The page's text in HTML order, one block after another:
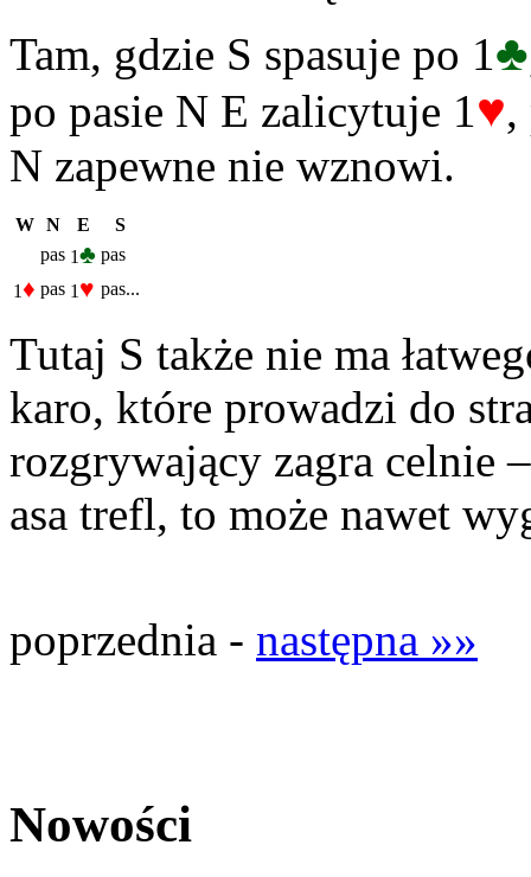
Tam, gdzie S spasuje po 1 ♣
po pasie N E zalicytuje 1 ♥,
N zapewne nie wznowi.
W N E
S
pas 1♣ pas
1♦ pas 1 ♥ pas...
Tutaj S także nie ma
karo, które prowadzi do
rozgrywający zagra celnie
asa trefl, to może nawet
poprzednia - następna »»
Nowości